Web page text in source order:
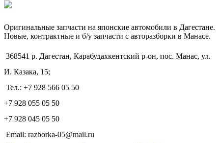
Оригинальные запчасти на японские автомобили в Дагестане.
Новые, контрактные и б/у запчасти с авторазборки в Манасе.
368541 р. Дагестан, Карабудахкентский р-он, пос. Манас, ул.
И. Казака, 15;
Тел.: +7 928 566 05 50
+7 928 055 05 50
+7 928 045 05 50
Email: razborka-05@mail.ru